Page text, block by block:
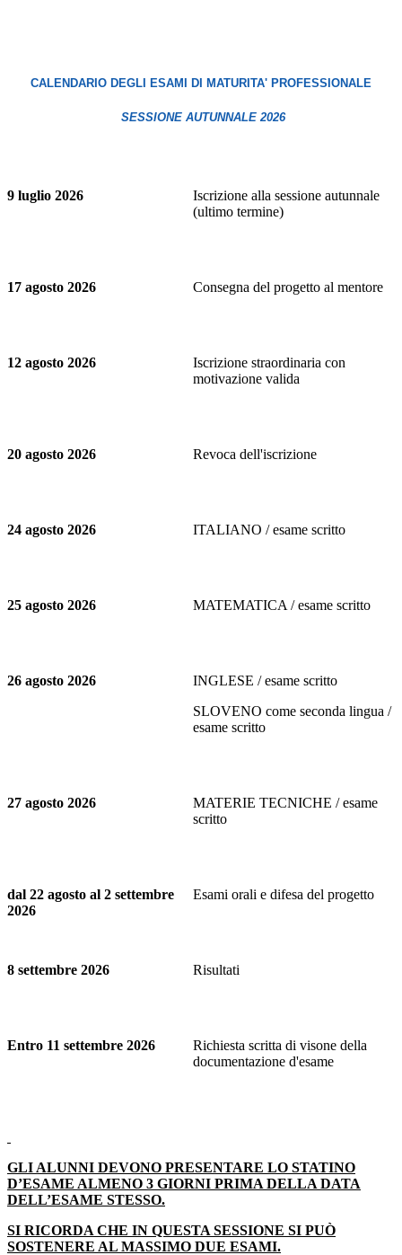
CALENDARIO DEGLI ESAMI DI MATURITA' PROFESSIONALE
SESSIONE AUTUNNALE 2026
9 luglio 2026
Iscrizione alla sessione autunnale
(ultimo termine)
17 agosto 2026 Consegna del progetto al mentore
12 agosto 2026
Iscrizione straordinaria con
motivazione valida
20 agosto 2026 Revoca dell'iscrizione
24 agosto 2026 ITALIANO / esame scritto
25 agosto 2026 MATEMATICA / esame scritto
26 agosto 2026
INGLESE / esame scritto
SLOVENO come seconda lingua /
esame scritto
27 agosto 2026
MATERIE TECNICHE / esame
scritto
dal 22 agosto al 2 settembre
2026
Esami orali e difesa del progetto
8 settembre 2026 Risultati
Entro 11 settembre 2026
Richiesta scritta di visone della
documentazione d'esame
GLI ALUNNI DEVONO PRESENTARE LO STATINO
D’ESAME ALMENO 3 GIORNI PRIMA DELLA DATA
DELL’ESAME STESSO.
SI RICORDA CHE IN QUESTA SESSIONE SI PUÒ
SOSTENERE AL MASSIMO DUE ESAMI.